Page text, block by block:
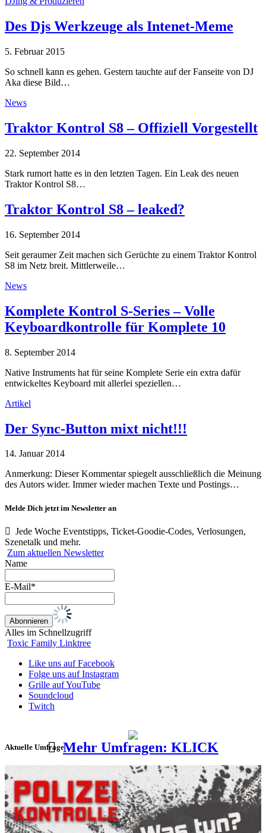
Des Djs Werkzeuge als Intenet-Meme
5. Februar 2015
So schnell kann es gehen. Gestern tauchte auf der Fanseite von DJ
Aka diese Bild…
News
Traktor Kontrol S8 – Offiziell Vorgestellt
22. September 2014
Stark rumort hatte es in den letzten Tagen. Ein Leak des neuen
Traktor Kontrol S8…
Traktor Kontrol S8 – leaked?
16. September 2014
Seit geraumer Zeit machen sich Gerüchte zu einem Traktor Kontrol
S8 im Netz breit. Mittlerweile…
News
Komplete Kontrol S-Series – Volle
Keyboardkontrolle für Komplete 10
8. September 2014
Native Instruments hat für seine Komplete Serie ein extra dafür
entwickeltes Keyboard mit allerlei speziellen…
Artikel
Der Sync-Button mixt nicht!!!
14. Januar 2014
Anmerkung: Dieser Kommentar spiegelt ausschließlich die Meinung
des Autors wider. Immer wieder machen Texte und Postings…
Melde Dich jetzt im Newsletter an
Jede Woche Eventstipps, Ticket-Goodie-Codes, Verlosungen,
Szenetalk und mehr.
Zum aktuellen Newsletter
Name
E-Mail*
Alles im Schnellzugriff
Toxic Family Linktree
Like uns auf Facebook
Folge uns auf Instagram
Grille auf YouTube
Soundcloud
Twitch
Aktuelle UmfrageMehr Umfragen: KLICK